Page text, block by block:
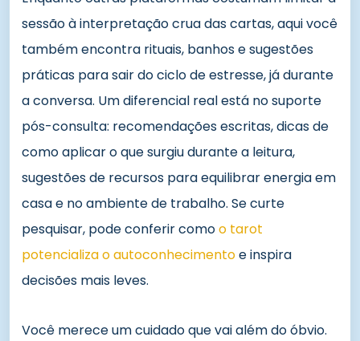
sessão à interpretação crua das cartas, aqui você
também encontra rituais, banhos e sugestões
práticas para sair do ciclo de estresse, já durante
a conversa. Um diferencial real está no suporte
pós-consulta: recomendações escritas, dicas de
como aplicar o que surgiu durante a leitura,
sugestões de recursos para equilibrar energia em
casa e no ambiente de trabalho. Se curte
pesquisar, pode conferir comoo tarot
potencializa o autoconhecimentoe inspira
decisões mais leves.
Você merece um cuidado que vai além do óbvio.